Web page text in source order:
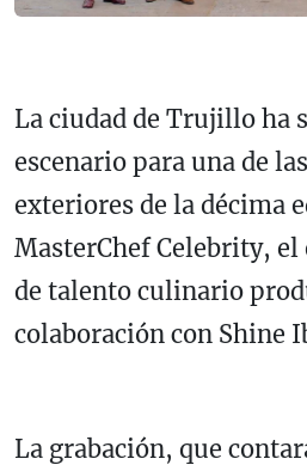
La ciudad de Trujillo ha
escenario para una de
exteriores de la décima
MasterChef Celebrity,
de talento culinario
colaboración con Shine
La grabación, que